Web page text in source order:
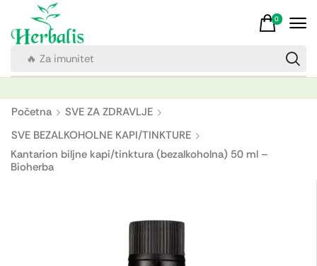
🔥 Za imunitet
0
Početna
SVE ZA ZDRAVLJE
SVE BEZALKOHOLNE KAPI/TINKTURE
Kantarion biljne kapi/tinktura (bezalkoholna) 50 ml –
Bioherba